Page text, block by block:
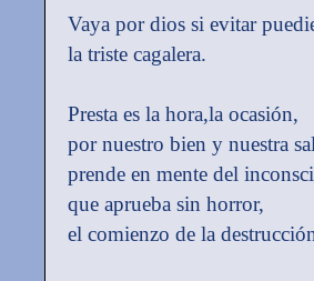
Vaya por dios si evitar
la triste cagalera.
Presta es la hora,la ocasión,
por nuestro bien y nuestra
prende en mente del
que aprueba sin horror,
el comienzo de la